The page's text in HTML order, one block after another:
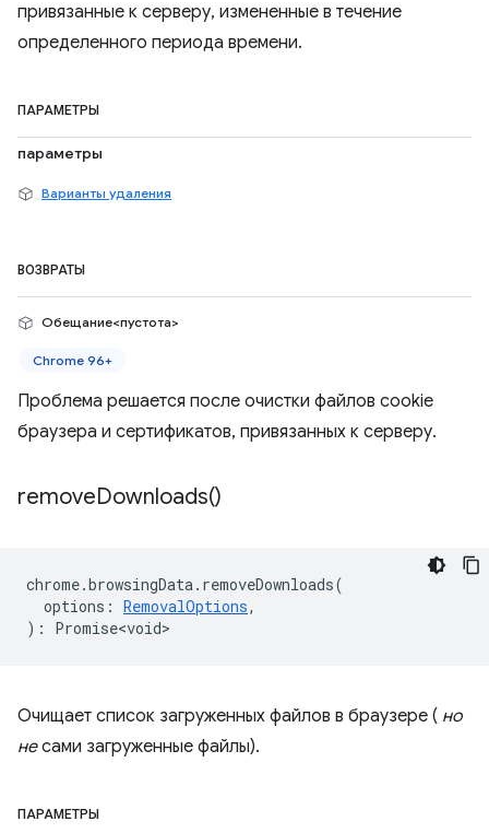
привязанные к серверу, измененные в течение
определенного периода времени.
ПАРАМЕТРЫ
параметры
Варианты удаления
ВОЗВРАТЫ
Обещание<пустота>
Chrome 96+
Проблема решается после очистки файлов cookie
браузера и сертификатов, привязанных к серверу.
removeDownloads()
chrome.browsingData. removeDownloads(
options : RemovalOptions,
) : Promise<void>
Очищает список загруженных файлов в браузере ( но
несами загруженные файлы).
ПАРАМЕТРЫ